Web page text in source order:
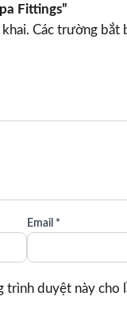
Fittings”
Các trường bắt
Email *
duyệt này cho